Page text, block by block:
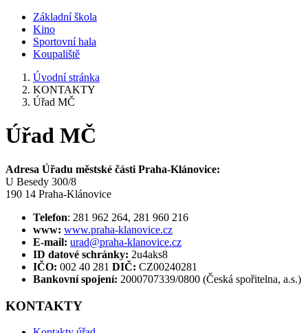
Základní škola
Kino
Sportovní hala
Koupaliště
Úvodní stránka
KONTAKTY
Úřad MČ
Úřad MČ
Adresa Úřadu městské části Praha-Klánovice:
U Besedy 300/8
190 14 Praha-Klánovice
Telefon: 281 962 264, 281 960 216
www: www.praha-klanovice.cz
E-mail: urad@praha-klanovice.cz
ID datové schránky: 2u4aks8
IČO: 002 40 281 DIČ: CZ00240281
Bankovní spojení: 2000707339/0800 (Česká spořitelna, a.s.)
KONTAKTY